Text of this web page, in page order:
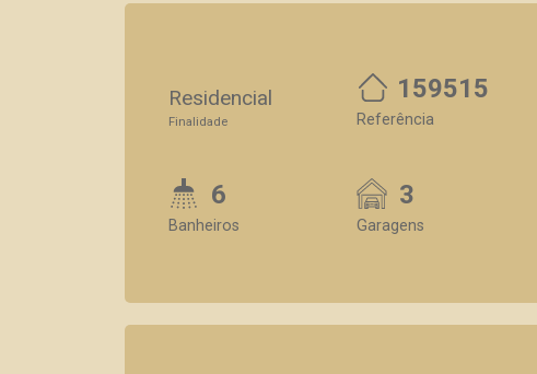
Residencial
Finalidade
159515
Referência
6
Banheiros
3
Garagens